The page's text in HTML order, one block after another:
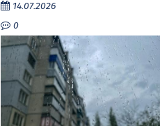
14.07.2026
0